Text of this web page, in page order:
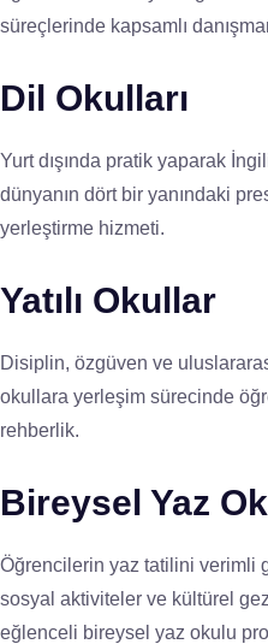
süreçlerinde kapsamlı
Dil Okulları
Yurt dışında pratik yaparak
dünyanın dört bir yanındaki
yerleştirme hizmeti.
Yatılı Okullar
Disiplin, özgüven ve
okullara yerleşim sürecinde
rehberlik.
Bireysel Yaz
Öğrencilerin yaz tatilini verimli
sosyal aktiviteler ve kültürel
eğlenceli bireysel yaz okulu